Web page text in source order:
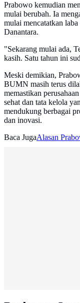
Prabowo kemudian
mulai berubah. Ia
mulai mencatatkan
Danantara.
"Sekarang mulai ada,
kasih. Satu tahun ini
Meski demikian,
BUMN masih terus
memastikan
sehat dan tata kelola
mendukung berbagai
dan inovasi.
Baca JugaAlasan